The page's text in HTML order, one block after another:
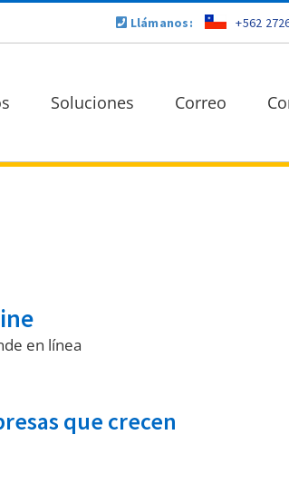
Llámanos: +562
Soluciones Correo
en línea
que crecen